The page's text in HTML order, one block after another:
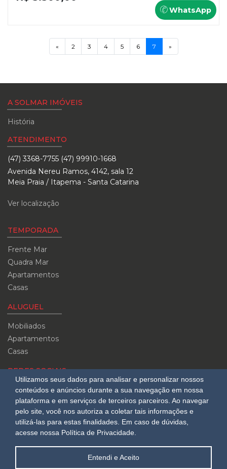
Utilizamos seus dados para analisar e personalizar nossos
conteúdos e anúncios durante a sua navegação em nossa
plataforma e em serviços de terceiros parceiros. Ao navegar
pelo site, você nos autoriza a coletar tais informações e
utilizá-las para estas finalidades. Em caso de dúvidas,
acesse nossa Política de Privacidade.
Entendi e Aceito
WhatsApp
« 2 3 4 5 6 7 »
A SOLMAR IMÓVEIS
História
ATENDIMENTO
(47) 3368-7755 (47) 99910-1668
Avenida Nereu Ramos, 4142, sala 12
Meia Praia / Itapema - Santa Catarina
Ver localização
TEMPORADA
Frente Mar
Quadra Mar
Apartamentos
Casas
ALUGUEL
Mobiliados
Apartamentos
Casas
REDES SOCIAIS
Siga-nos no
Instagram
CUB
08/2026
R$ 3.151,24